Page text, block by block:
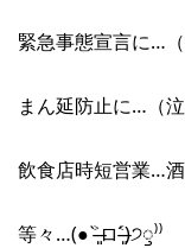
緊急事態宣言に…（
まん延防止に…（泣
飲食店時短営業…
等々…(● ˃̶͈̀ロ˂̶͈́)੭ꠥ⁾⁾